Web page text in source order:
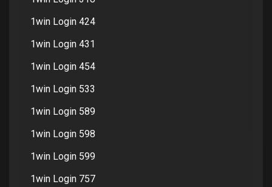
1win Login 424
1win Login 431
1win Login 454
1win Login 533
1win Login 589
1win Login 598
1win Login 599
1win Login 757